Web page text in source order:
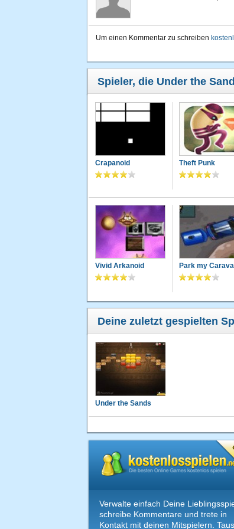
Um einen Kommentar zu schreiben
Spieler, die Under the
Crapanoid Theft Punk
Vivid Arkanoid Park my
Deine zuletzt gespielten
Under the Sands
Verwalte einfach Deine
schreibe Kommentare und trete in
Kontakt mit deinen Mitspielern.